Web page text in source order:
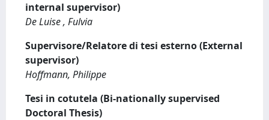
internal supervisor)
De Luise , Fulvia
Supervisore/Relatore di tesi esterno (External
supervisor)
Hoffmann, Philippe
Tesi in cotutela (Bi-nationally supervised
Doctoral Thesis)